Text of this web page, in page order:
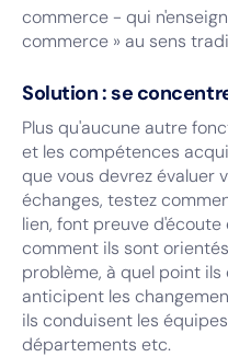
commerce - qui
commerce » au sens
Solution : se
Plus qu'aucune autre
et les compétences
que vous devrez évaluer
échanges, testez
lien, font preuve
comment ils sont
problème, à quel point
anticipent les
ils conduisent les
départements etc.